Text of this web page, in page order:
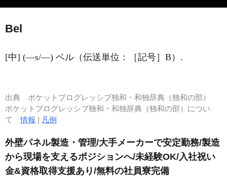
Bel
[中] (―s/―) ベル（伝送単位：［記号］B）.
出典 ポケットプログレッシブ独和・和独辞典（独和の部）
ポケットプログレッシブ独和・和独辞典（独和の部）につい
て情報 | 凡例
外壁パネル製造・管理/大手メーカーで安定勤務/製造
から現場を支えるポジションへ/未経験OK/入社祝い
金&資格取得支援あり/無料の社員寮完備